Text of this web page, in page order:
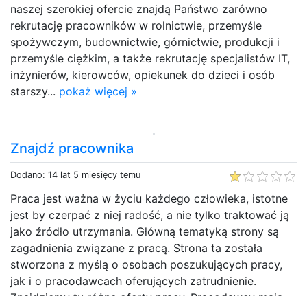
naszej szerokiej ofercie znajdą Państwo zarówno
rekrutację pracowników w rolnictwie, przemyśle
spożywczym, budownictwie, górnictwie, produkcji i
przemyśle ciężkim, a także rekrutację specjalistów IT,
inżynierów, kierowców, opiekunek do dzieci i osób
starszy... pokaż więcej »
Znajdź pracownika
Dodano: 14 lat 5 miesięcy temu
Praca jest ważna w życiu każdego człowieka, istotne
jest by czerpać z niej radość, a nie tylko traktować ją
jako źródło utrzymania. Główną tematyką strony są
zagadnienia związane z pracą. Strona ta została
stworzona z myślą o osobach poszukujących pracy,
jak i o pracodawcach oferujących zatrudnienie.